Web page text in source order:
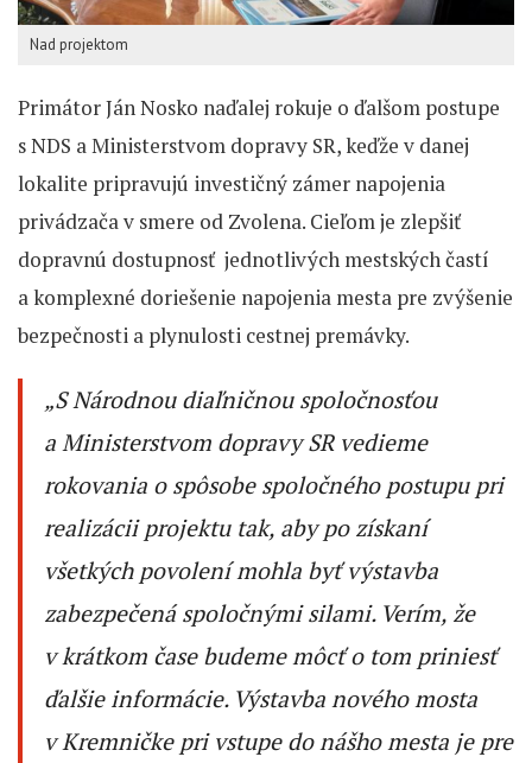
Nad projektom
Primátor Ján Nosko naďalej rokuje o ďalšom postupe
s NDS a Ministerstvom dopravy SR, keďže v danej
lokalite pripravujú investičný zámer napojenia
privádzača v smere od Zvolena. Cieľom je zlepšiť
dopravnú dostupnosť jednotlivých mestských častí
a komplexné doriešenie napojenia mesta pre zvýšenie
bezpečnosti a plynulosti cestnej premávky.
„S Národnou diaľničnou spoločnosťou
a Ministerstvom dopravy SR vedieme
rokovania o spôsobe spoločného postupu pri
realizácii projektu tak, aby po získaní
všetkých povolení mohla byť výstavba
zabezpečená spoločnými silami. Verím, že
v krátkom čase budeme môcť o tom priniesť
ďalšie informácie. Výstavba nového mosta
v Kremničke pri vstupe do nášho mesta je pre